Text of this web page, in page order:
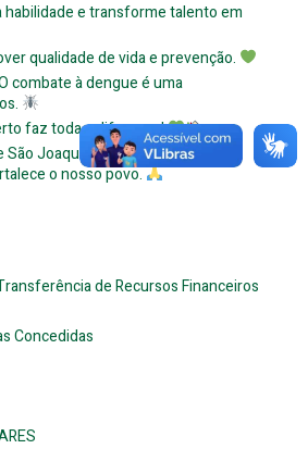
habilidade e transforme talento em
qualidade de vida e prevenção.
combate à dengue é uma
faz toda a diferença!
São Joaquim, celebramos a fé que
o nosso povo.
de Recursos Financeiros
Concedidas